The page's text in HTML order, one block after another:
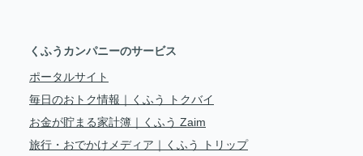
くふうカンパニーのサービス
ポータルサイト
毎日のおトク情報｜くふう トクバイ
お金が貯まる家計簿｜くふう Zaim
旅行・おでかけメディア｜くふう トリップ